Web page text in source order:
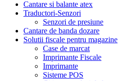
Cantare si balante atex
Traductori-Senzori
Senzori de presiune
Cantare de banda dozare
Solutii fiscale pentru magazine
Case de marcat
Imprimante Fiscale
Imprimante
Sisteme POS